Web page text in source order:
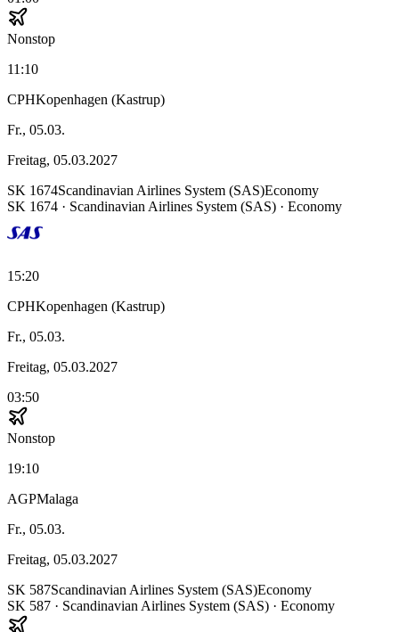
Nonstop
11:10
CPHKopenhagen (Kastrup)
Fr., 05.03.
Freitag, 05.03.2027
SK 1674Scandinavian Airlines System (SAS)Economy
SK 1674 · Scandinavian Airlines System (SAS) · Economy
15:20
CPHKopenhagen (Kastrup)
Fr., 05.03.
Freitag, 05.03.2027
03:50
Nonstop
19:10
AGPMalaga
Fr., 05.03.
Freitag, 05.03.2027
SK 587Scandinavian Airlines System (SAS)Economy
SK 587 · Scandinavian Airlines System (SAS) · Economy